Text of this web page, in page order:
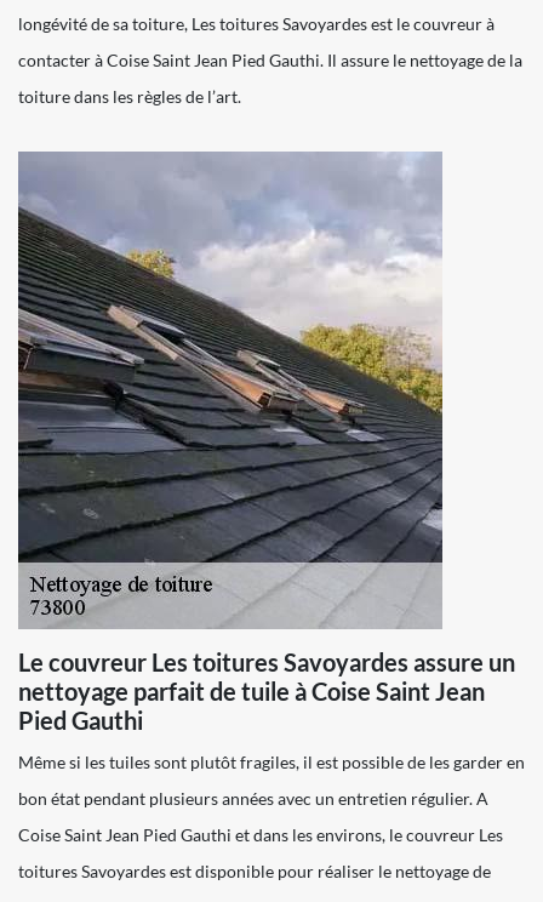
longévité de sa toiture, Les toitures Savoyardes est le couvreur à
contacter à Coise Saint Jean Pied Gauthi. Il assure le nettoyage de la
toiture dans les règles de l’art.
Le couvreur Les toitures Savoyardes assure un
nettoyage parfait de tuile à Coise Saint Jean
Pied Gauthi
Même si les tuiles sont plutôt fragiles, il est possible de les garder en
bon état pendant plusieurs années avec un entretien régulier. A
Coise Saint Jean Pied Gauthi et dans les environs, le couvreur Les
toitures Savoyardes est disponible pour réaliser le nettoyage de